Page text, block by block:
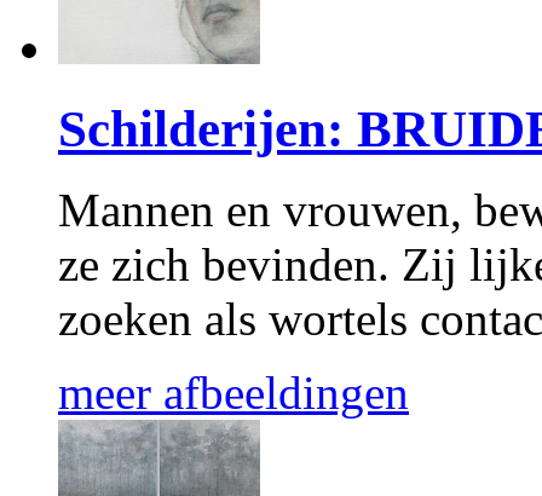
Schilderijen:
Mannen en vrouwen,
ze zich bevinden. Zij
zoeken als wortels
meer afbeeldingen